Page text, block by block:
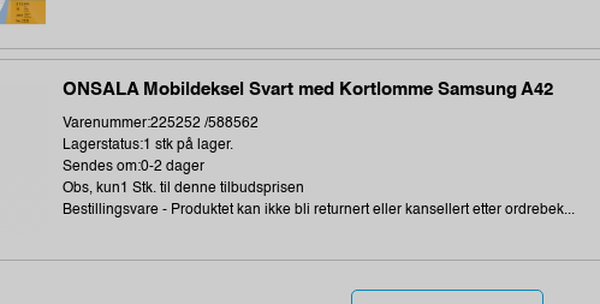
ONSALA Mobildeksel Svart med Kortlomme Samsung A42
Varenummer:225252 /588562
Lagerstatus:1 stk på lager.
Sendes om:0-2 dager
Obs, kun1 Stk. til denne tilbudsprisen
Bestillingsvare - Produktet kan ikke bli returnert eller kansellert etter ordrebek...